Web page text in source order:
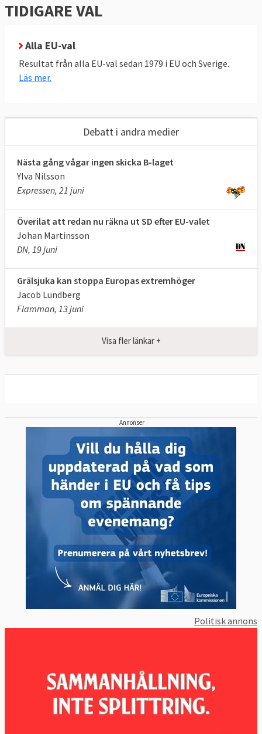
SjälvtestProva unik internationell
Brett stöd hos svenska parlamentariker till
nya EU-lagar
Europeiska partiernas vallöften:Om
ekonomisk politik
Europeiska partiernas vallöften:Om försvar
och brottsbekämpning
Europeiska partiernas vallöften:
miljö och energi
Europeiska partiernas vallöften:
arbetsmarknad och sociala frågor
Sveriges mest och minst aktiva EU-politiker
svenska EU-valet
utnyttjar svaga EU-regler
Undersökning visar: EU-parlamentariker –
ett lönsamt uppdrag
TIDIGARE VAL
Alla EU-val
Resultat från alla EU-val sedan 1979 i EU och Sverige.
Läs mer.
Debatt i andra medier
Nästa gång vågar ingen skicka B-laget
Ylva Nilsson
Expressen, 21 juni
Överilat att redan nu räkna ut SD efter EU-valet
Johan Martinsson
DN, 19 juni
Grälsjuka kan stoppa Europas extremhöger
Jacob Lundberg
Flamman, 13 juni
Visa fler länkar +
Annonser
Politisk annons